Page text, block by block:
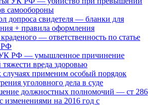
самообороны
допроса свидетеля — бланки для
+ правила оформления
— ответственность по статье
РФ
РФ — умышленное причинение
тяжести вреда здоровью
случаях применим особый порядок
уголовного дела в суде
должностных полномочий — ст 286
на 2016 год с